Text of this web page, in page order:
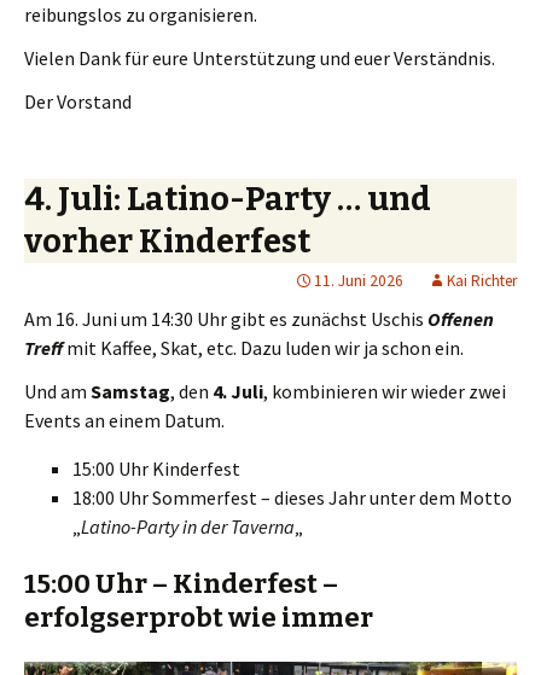
reibungslos zu organisieren.
Vielen Dank für eure Unterstützung und euer Verständnis.
Der Vorstand
4. Juli: Latino-Party … und
vorher Kinderfest
11. Juni 2026 Kai Richter
Am 16. Juni um 14:30 Uhr gibt es zunächst Uschis Offenen
Treffmit Kaffee, Skat, etc. Dazu luden wir ja schon ein.
Und am Samstag, den 4. Juli, kombinieren wir wieder zwei
Events an einem Datum.
15:00 Uhr Kinderfest
18:00 Uhr Sommerfest – dieses Jahr unter dem Motto
„Latino-Party in der Taverna„
15:00 Uhr – Kinderfest –
erfolgserprobt wie immer